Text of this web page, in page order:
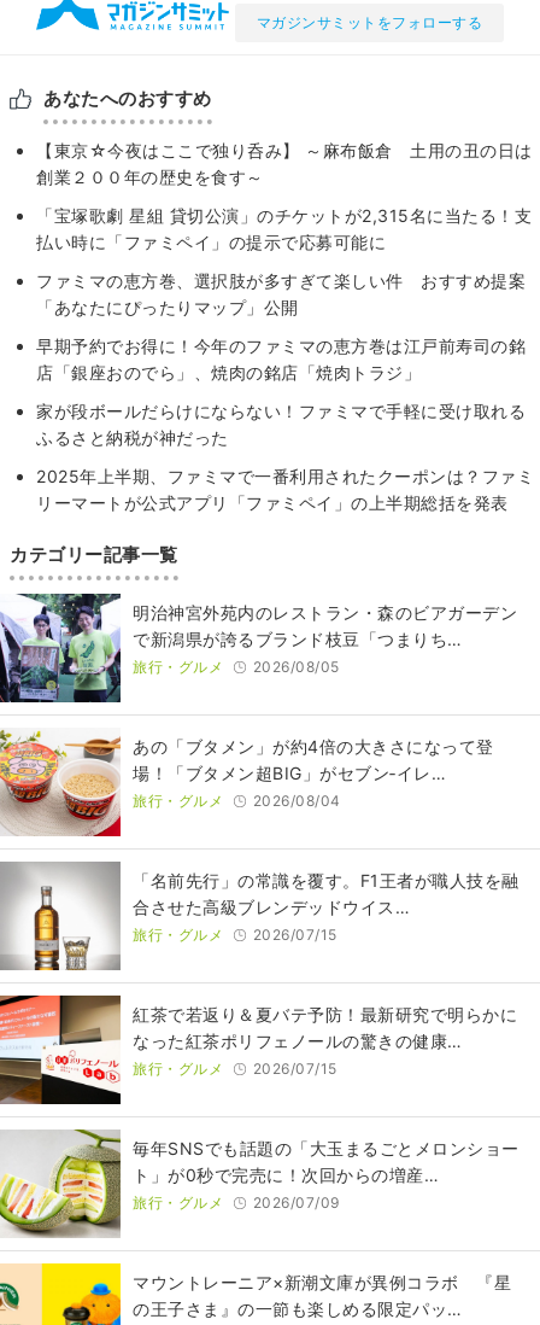
マガジンサミットをフォローする
あなたへのおすすめ
【東京☆今夜はここで独り呑み】 ～麻布飯倉 土用の丑の日は
創業２００年の歴史を食す～
「宝塚歌劇 星組 貸切公演」のチケットが2,315名に当たる！支
払い時に「ファミペイ」の提示で応募可能に
ファミマの恵方巻、選択肢が多すぎて楽しい件 おすすめ提案
「あなたにぴったりマップ」公開
早期予約でお得に！今年のファミマの恵方巻は江戸前寿司の銘
店「銀座おのでら」、焼肉の銘店「焼肉トラジ」
家が段ボールだらけにならない！ファミマで手軽に受け取れる
ふるさと納税が神だった
2025年上半期、ファミマで一番利用されたクーポンは？ファミ
リーマートが公式アプリ「ファミペイ」の上半期総括を発表
カテゴリー記事一覧
明治神宮外苑内のレストラン・森のビアガーデン
で新潟県が誇るブランド枝豆「つまりち…
旅行・グルメ 2026/08/05
あの「ブタメン」が約4倍の大きさになって登
場！「ブタメン超BIG」がセブン‐イレ…
旅行・グルメ 2026/08/04
​​「名前先行」の常識を覆す。F1王者が職人技を融
合させた高級ブレンデッドウイス…
旅行・グルメ 2026/07/15
紅茶で若返り＆夏バテ予防！最新研究で明らかに
なった紅茶ポリフェノールの驚きの健康…
旅行・グルメ 2026/07/15
毎年SNSでも話題の「大玉まるごとメロンショー
ト」が0秒で完売に！次回からの増産…
旅行・グルメ 2026/07/09
マウントレーニア×新潮文庫が異例コラボ 『星
の王子さま』の一節も楽しめる限定パッ…